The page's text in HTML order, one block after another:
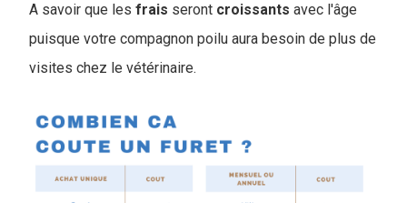
A savoir que les frais seront croissants avec l'âge
puisque votre compagnon poilu aura besoin de plus de
visites chez le vétérinaire.